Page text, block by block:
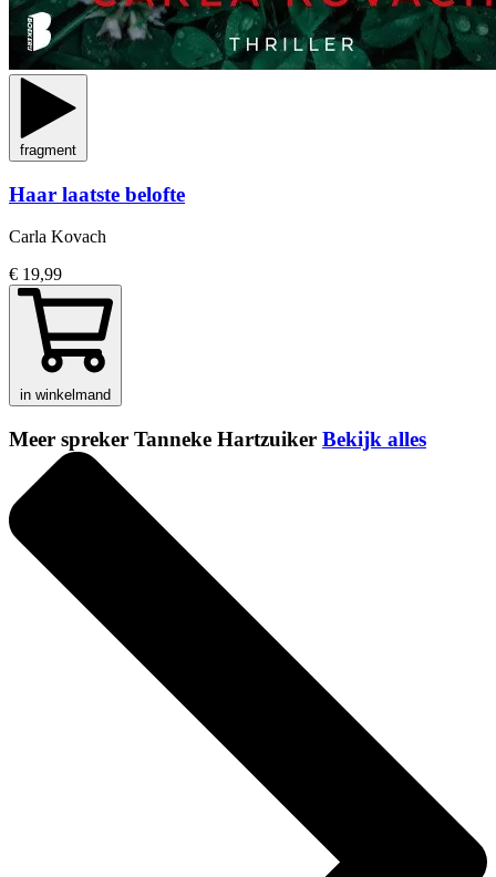
fragment
Haar laatste belofte
Carla Kovach
€ 19,99
in winkelmand
Meer spreker Tanneke Hartzuiker Bekijk alles